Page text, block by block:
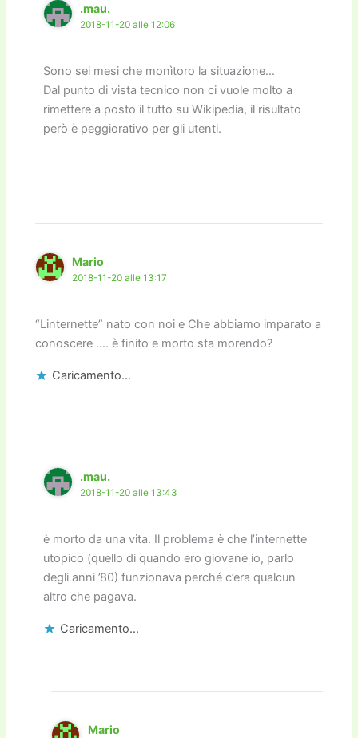
.mau.
2018-11-20 alle 12:06
Sono sei mesi che monìtoro la situazione…
Dal punto di vista tecnico non ci vuole molto a
rimettere a posto il tutto su Wikipedia, il risultato
però è peggiorativo per gli utenti.
Mario
2018-11-20 alle 13:17
“Linternette” nato con noi e Che abbiamo imparato a
conoscere …. è finito e morto sta morendo?
Caricamento...
.mau.
2018-11-20 alle 13:43
è morto da una vita. Il problema è che l’internette
utopico (quello di quando ero giovane io, parlo
degli anni ’80) funzionava perché c’era qualcun
altro che pagava.
Caricamento...
Mario